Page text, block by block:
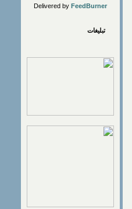
Delivered by FeedBurner
تبلیغات